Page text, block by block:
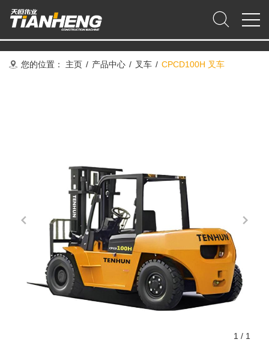
您的位置： 主页 / 产品中心 / 叉车 / CPCD100H 叉车
1 / 1